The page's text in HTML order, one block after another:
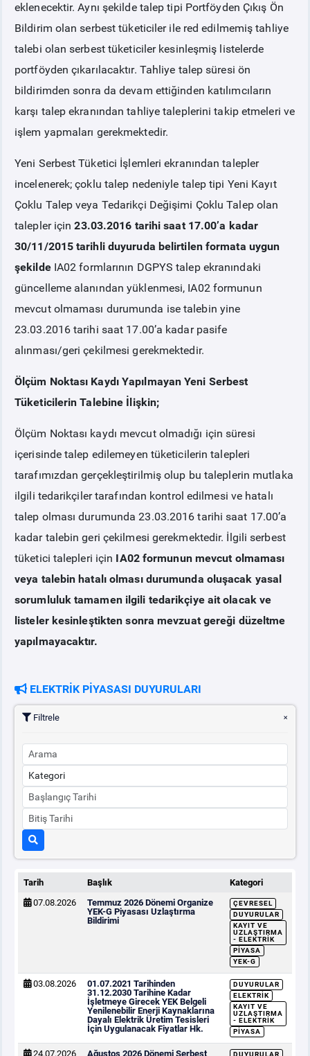
BÜLTENLER
DUYURULAR
BT HİZMET YÖNETİM SİSTEMİ POLİTİKAMIZ
eklenecektir. Aynı şekilde talep tipi Portföyden Çıkış Ön
Bildirim olan serbest tüketiciler ile red edilmemiş tahliye
talebi olan serbest tüketiciler kesinleşmiş listelerde
portföyden çıkarılacaktır. Tahliye talep süresi ön
bildirimden sonra da devam ettiğinden katılımcıların
karşı talep ekranından tahliye taleplerini takip etmeleri ve
işlem yapmaları gerekmektedir.
Yeni Serbest Tüketici İşlemleri ekranından talepler
incelenerek; çoklu talep nedeniyle talep tipi Yeni Kayıt
Çoklu Talep veya Tedarikçi Değişimi Çoklu Talep olan
talepler için 23.03.2016 tarihi saat 17.00’a kadar
30/11/2015 tarihli duyuruda belirtilen formata uygun
şekildeIA02 formlarının DGPYS talep ekranındaki
güncelleme alanından yüklenmesi, IA02 formunun
mevcut olmaması durumunda ise talebin yine
23.03.2016 tarihi saat 17.00’a kadar pasife
alınması/geri çekilmesi gerekmektedir.
Ölçüm Noktası Kaydı Yapılmayan Yeni Serbest
Tüketicilerin Talebine İlişkin;
Ölçüm Noktası kaydı mevcut olmadığı için süresi
içerisinde talep edilemeyen tüketicilerin talepleri
tarafımızdan gerçekleştirilmiş olup bu taleplerin mutlaka
ilgili tedarikçiler tarafından kontrol edilmesi ve hatalı
talep olması durumunda 23.03.2016 tarihi saat 17.00’a
kadar talebin geri çekilmesi gerekmektedir. İlgili serbest
tüketici talepleri için IA02 formunun mevcut olmaması
veya talebin hatalı olması durumunda oluşacak yasal
sorumluluk tamamen ilgili tedarikçiye ait olacak ve
listeler kesinleştikten sonra mevzuat gereği düzeltme
yapılmayacaktır.
ELEKTRİK PİYASASI DUYURULARI
Filtrele
Tarih Başlık
Kategori
07.08.2026
Temmuz 2026 Dönemi Organize
YEK-G Piyasası Uzlaştırma
Bildirimi
ÇEVRESEL
DUYURULAR
KAYIT VE
UZLAŞTIRMA
- ELEKTRIK
PIYASA
YEK-G
03.08.2026
01.07.2021 Tarihinden
31.12.2030 Tarihine Kadar
İşletmeye Girecek YEK Belgeli
Yenilenebilir Enerji Kaynaklarına
Dayalı Elektrik Üretim Tesisleri
İçin Uygulanacak Fiyatlar Hk.
DUYURULAR
ELEKTRIK
KAYIT VE
UZLAŞTIRMA
- ELEKTRIK
PIYASA
24.07.2026 Ağustos 2026 Dönemi Serbest DUYURULAR